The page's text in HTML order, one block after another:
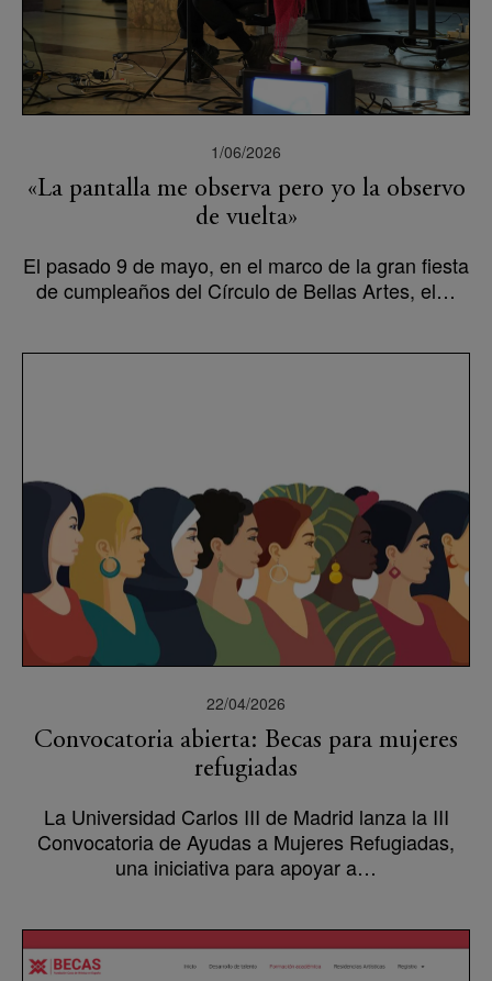
1/06/2026
«La pantalla me observa pero yo la observo
de vuelta»
El pasado 9 de mayo, en el marco de la gran fiesta
de cumpleaños del Círculo de Bellas Artes, el…
22/04/2026
Convocatoria abierta: Becas para mujeres
refugiadas
La Universidad Carlos III de Madrid lanza la III
Convocatoria de Ayudas a Mujeres Refugiadas,
una iniciativa para apoyar a…